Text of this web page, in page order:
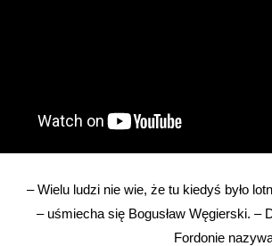
– Wielu ludzi nie wie, że tu kiedyś było
– uśmiecha się Bogusław Węgierski. –
Fordonie